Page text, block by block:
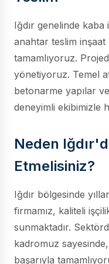
Iğdır genelinde
anahtar teslim inşaat
tamamlıyoruz.
yönetiyoruz. Temel
betonarme yapılar
deneyimli ekibimizle
Neden
Etmelisiniz?
Iğdır bölgesinde
firmamız, kaliteli
sunmaktadır.
kadromuz
başarıyla